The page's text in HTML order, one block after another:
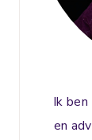
Ik
en